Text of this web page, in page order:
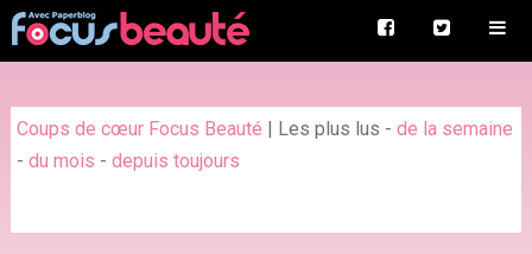
Coups de cœur Focus Beauté | Les plus lus - de la semaine
- du mois - depuis toujours